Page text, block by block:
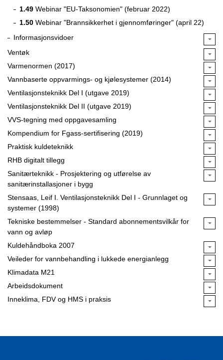
1.49 Webinar "EU-Taksonomien" (februar 2022)
1.50 Webinar "Brannsikkerhet i gjennomføringer" (april 22)
Informasjonsvidoer
Ventøk
Varmenormen (2017)
Vannbaserte oppvarmings- og kjølesystemer (2014)
Ventilasjonsteknikk Del I (utgave 2019)
Ventilasjonsteknikk Del II (utgave 2019)
VVS-tegning med oppgavesamling
Kompendium for Fgass-sertifisering (2019)
Praktisk kuldeteknikk
RHB digitalt tillegg
Sanitærteknikk - Prosjektering og utførelse av
sanitærinstallasjoner i bygg
Stensaas, Leif I. Ventilasjonsteknikk Del I - Grunnlaget og
systemer (1998)
Tekniske bestemmelser - Standard abonnementsvilkår for
vann og avløp
Kuldehåndboka 2007
Veileder for vannbehandling i lukkede energianlegg
Klimadata M21
Arbeidsdokument
Inneklima, FDV og HMS i praksis